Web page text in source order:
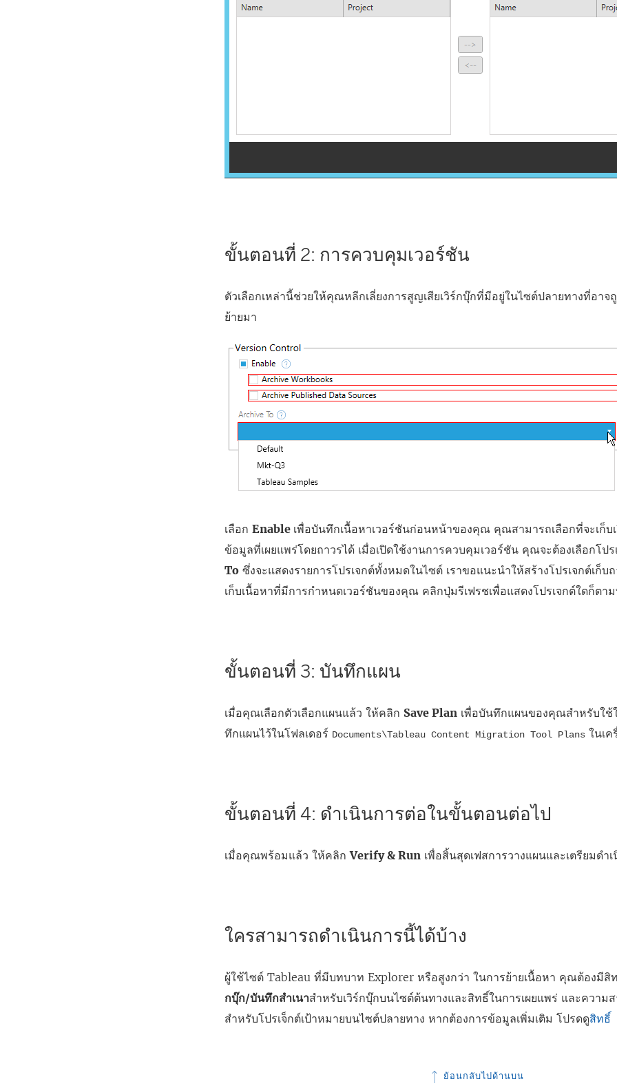
ขั้นตอนที่ 2: การควบคุมเวอร์ชัน
ตัวเลือกเหล่านี้ช่วยให้คุณหลีกเลี่ยงการสูญเสียเวิร์กบุ๊กที่มีอยู่ในไซต์ปลายทางที่อาจ
ย้ายมา
เลือกEnable เพื่อบันทึกเนื้อหาเวอร์ชันก่อนหน้าของคุณ คุณสามารถเลือกที่จะเก็บ
ข้อมูลที่เผยแพร่โดยถาวรได้ เมื่อเปิดใช้งานการควบคุมเวอร์ชัน คุณจะต้องเลือกโป
To ซึ่งจะแสดงรายการโปรเจกต์ทั้งหมดในไซต์ เราขอแนะนำให้สร้างโปรเจกต์เก็บ
เก็บเนื้อหาที่มีการกำหนดเวอร์ชันของคุณ คลิกปุ่มรีเฟรชเพื่อแสดงโปรเจกต์ใดก็ตา
ขั้นตอนที่ 3: บันทึกแผน
เมื่อคุณเลือกตัวเลือกแผนแล้ว ให้คลิก Save Plan เพื่อบันทึกแผนของคุณสำหรับใช้
ทึกแผนไว้ในโฟลเดอร์ Documents\Tableau Content Migration Tool Plans ในเ
ขั้นตอนที่ 4: ดำเนินการต่อในขั้นตอนต่อไป
เมื่อคุณพร้อมแล้ว ให้คลิกVerify & Run เพื่อสิ้นสุดเฟสการวางแผนและเตรียมด
ใครสามารถดำเนินการนี้ได้บ้าง
ผู้ใช้ไซต์ Tableau ที่มีบทบาท Explorer หรือสูงกว่า ในการย้ายเนื้อหา คุณต้องมีสิ
กบุ๊ก/บันทึกสำเนาสำหรับเวิร์กบุ๊กบนไซต์ต้นทางและสิทธิ์ในการเผยแพร่ และความ
สำหรับโปรเจ็กต์เป้าหมายบนไซต์ปลายทาง หากต้องการข้อมูลเพิ่มเติม โปรดดูสิทธิ์
ย้อนกลับไปด้านบน